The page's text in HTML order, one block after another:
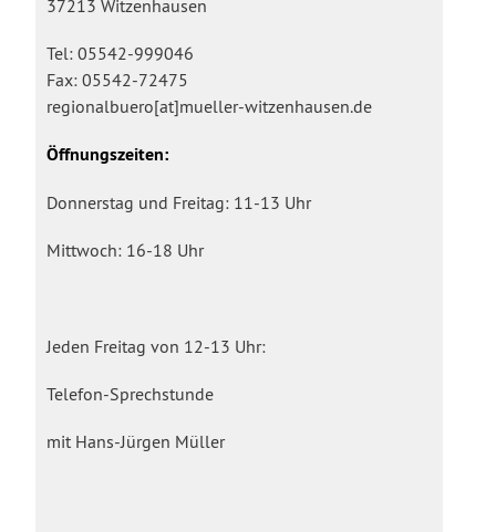
37213 Witzenhausen
Tel: 05542-999046
Fax: 05542-72475
regionalbuero[at]mueller-witzenhausen.de
Öffnungszeiten:
Donnerstag und Freitag: 11-13 Uhr
Mittwoch: 16-18 Uhr
Jeden Freitag von 12-13 Uhr:
Telefon-Sprechstunde
mit Hans-Jürgen Müller